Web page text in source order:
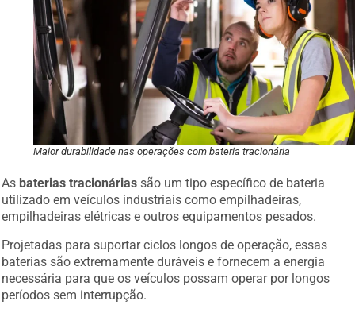
Maior durabilidade nas operações com bateria tracionária
As baterias tracionárias são um tipo específico de bateria
utilizado em veículos industriais como empilhadeiras,
empilhadeiras elétricas e outros equipamentos pesados.
Projetadas para suportar ciclos longos de operação, essas
baterias são extremamente duráveis e fornecem a energia
necessária para que os veículos possam operar por longos
períodos sem interrupção.